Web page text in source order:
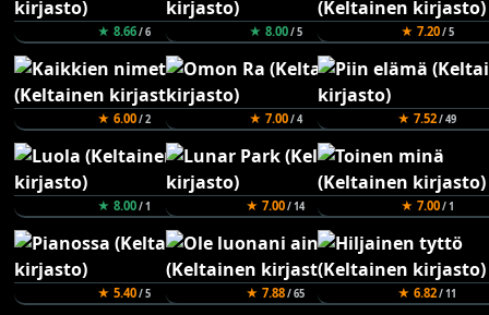
★ 8.66/ 6 ★ 8.00/ 5 ★ 7.20/ 5
★ 6.00/ 2 ★ 7.00/ 4 ★ 7.52/ 49
★ 8.00/ 1 ★ 7.00/ 14 ★ 7.00/ 1
★ 5.40/ 5 ★ 7.88/ 65 ★ 6.82/ 11